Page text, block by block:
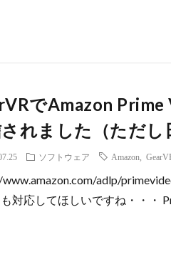
でAmazon
れました（ただし
ソフトウェア Amazon
adlp/
対応してほしいですね・・・